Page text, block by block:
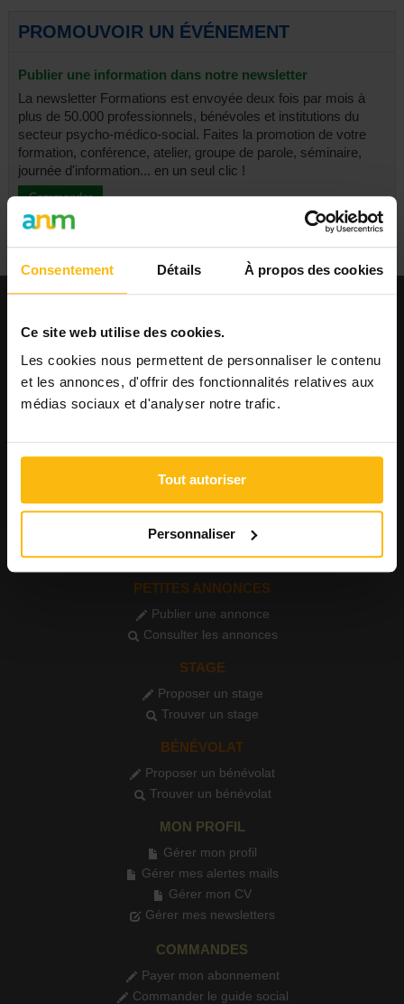
Consentement Détails À propos des cookies
Ce site web utilise des cookies.
Les cookies nous permettent de personnaliser le contenu
et les annonces, d'offrir des fonctionnalités relatives aux
médias sociaux et d'analyser notre trafic.
Tout autoriser
Personnaliser
PROMOUVOIR UN ÉVÉNEMENT
Publier une information dans notre newsletter
La newsletter Formations est envoyée deux fois par mois à
plus de 50.000 professionnels, bénévoles et institutions du
secteur psycho-médico-social. Faites la promotion de votre
formation, conférence, atelier, groupe de parole, séminaire,
journée d'information... en un seul clic !
Commander
EMPLOI
Publier une offre
Consulter les offres
Consulter les CV
Publier un événement
Consulter l'agenda
FORMATIONS
Publier une formation
Voir les formations
PETITES ANNONCES
Publier une annonce
Consulter les annonces
STAGE
Proposer un stage
Trouver un stage
BÉNÉVOLAT
Proposer un bénévolat
Trouver un bénévolat
MON PROFIL
Gérer mon profil
Gérer mes alertes mails
Gérer mon CV
Gérer mes newsletters
COMMANDES
Payer mon abonnement
Commander le guide social